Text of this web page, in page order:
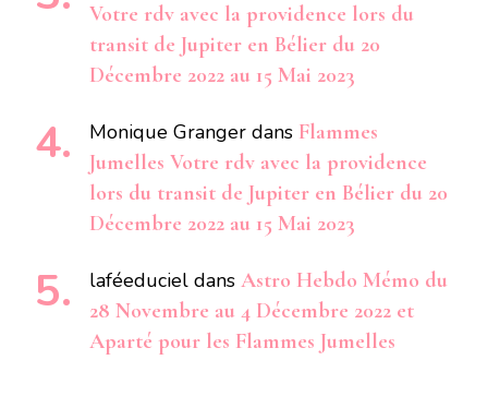
Votre rdv avec la providence lors du
transit de Jupiter en Bélier du 20
Décembre 2022 au 15 Mai 2023
Monique Granger dans Flammes
Jumelles Votre rdv avec la providence
lors du transit de Jupiter en Bélier du 20
Décembre 2022 au 15 Mai 2023
laféeduciel dans Astro Hebdo Mémo du
28 Novembre au 4 Décembre 2022 et
Aparté pour les Flammes Jumelles